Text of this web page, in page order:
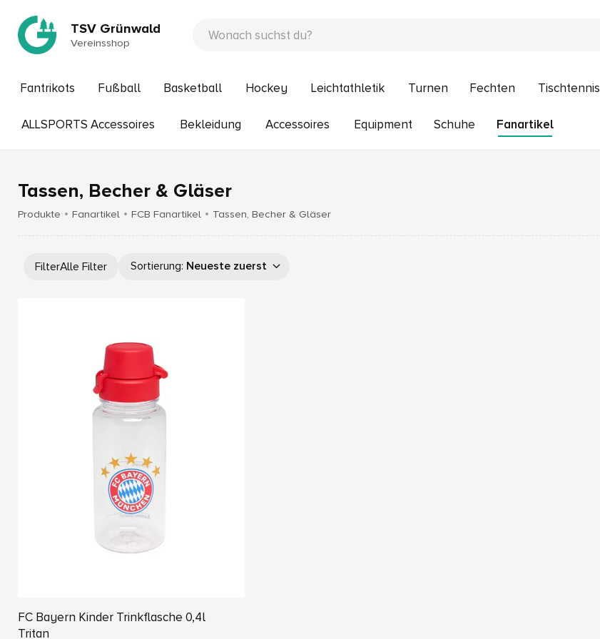
TSV Grünwald
Vereinsshop
Fantrikots Fußball Basketball Hockey Leichtathletik Turnen Fechten Tischtennis
ALLSPORTS Accessoires Bekleidung Accessoires Equipment Schuhe Fanartikel
Tassen, Becher & Gläser
Produkte Fanartikel FCB Fanartikel Tassen, Becher & Gläser
FilterAlle Filter Sortierung: Neueste zuerst
FC Bayern Kinder Trinkflasche 0,4l
Tritan